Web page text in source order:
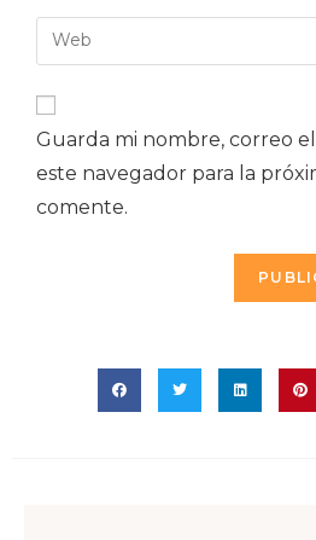
Guarda mi nombre, correo
este navegador para la
comente.